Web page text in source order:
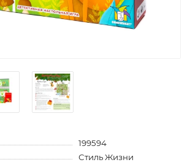
199594
Стиль Жизни